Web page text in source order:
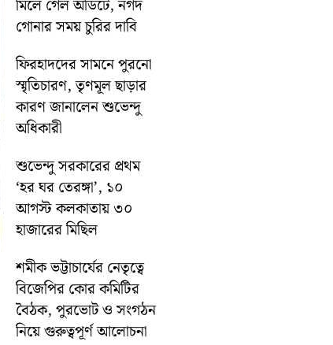
মিলে গেল অডিটে, নগদ
গোনার সময় চুরির দাবি
ফিরহাদদের সামনে পুরনো
স্মৃতিচারণ, তৃণমূল ছাড়ার
কারণ জানালেন শুভেন্দু
অধিকারী
শুভেন্দু সরকারের প্রথম
‘হর ঘর তেরঙ্গা’, ১০
আগস্ট কলকাতায় ৩০
হাজারের মিছিল
শমীক ভট্টাচার্যের নেতৃত্বে
বিজেপির কোর কমিটির
বৈঠক, পুরভোট ও সংগঠন
নিয়ে গুরুত্বপূর্ণ আলোচনা